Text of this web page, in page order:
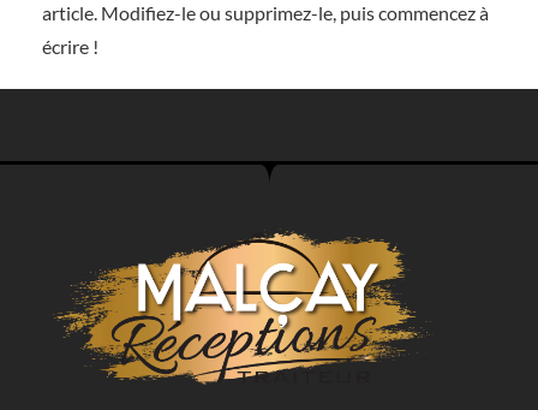
article. Modifiez-le ou supprimez-le, puis commencez à
écrire !